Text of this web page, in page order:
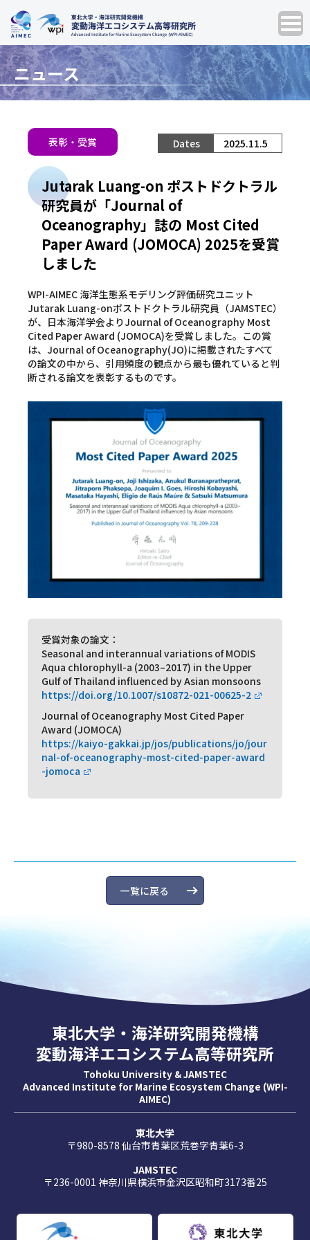
ニュース
表彰・受賞 2025.11.5
Jutarak Luang-on ポストドクトラル
研究員が「Journal of
Oceanography」誌の Most Cited
Paper Award (JOMOCA) 2025を受賞
しました
WPI-AIMEC 海洋生態系モデリング評価研究ユニット
Jutarak Luang-onポストドクトラル研究員（JAMSTEC）
が、日本海洋学会よりJournal of Oceanography Most
Cited Paper Award (JOMOCA)を受賞しました。この賞
は、Journal of Oceanography(JO)に掲載されたすべて
の論文の中から、引用頻度の観点から最も優れていると判
断される論文を表彰するものです。
受賞対象の論文：
Seasonal and interannual variations of MODIS
Aqua chlorophyll-a (2003–2017) in the Upper
Gulf of Thailand influenced by Asian monsoons
https://doi.org/10.1007/s10872-021-00625-2
Journal of Oceanography Most Cited Paper
Award (JOMOCA)
https://kaiyo-gakkai.jp/jos/publications/jo/jour
nal-of-oceanography-most-cited-paper-award
-jomoca
一覧に戻る
東北大学・海洋研究開発機構
変動海洋エコシステム高等研究所
Tohoku University & JAMSTEC
Advanced Institute for Marine Ecosystem Change (WPI-
AIMEC)
東北大学
〒980-8578 仙台市青葉区荒巻字青葉6-3
JAMSTEC
〒236-0001 神奈川県横浜市金沢区昭和町3173番25